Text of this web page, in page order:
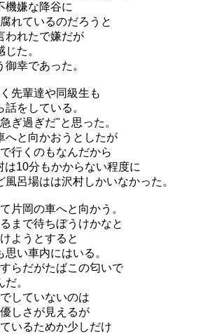
機嫌な降谷に
れているのだろうと
われたで嫌だが
た。
幸であった。
先輩達や同級生も
をしている。
ぎ過ぎだ"と思った。
へと向かおうとしたが
行くのもなんだから
10分もかからない程度に
呂場はは沢村しかいなかった。
片岡の車へと向かう。
まで待ちぼうけかなと
ようとすると
い車内にはいる。
らだがたばこの匂いで
。
していないのは
しさが見えるが
いるためか少しだけ